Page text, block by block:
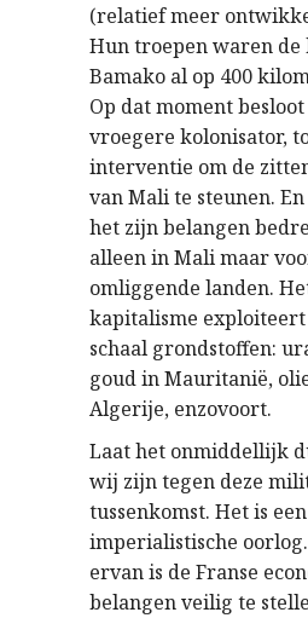
(relatief meer
Hun troepen waren de
Bamako al op 400
Op dat moment
vroegere kolonisator,
interventie om de
van Mali te steunen.
het zijn belangen
alleen in Mali maar
omliggende landen.
kapitalisme
schaal grondstoffen:
goud in Mauritanië,
Algerije, enzovoort.
Laat het onmiddellijk
wij zijn tegen deze
tussenkomst. Het is een
imperialistische
ervan is de Franse
belangen veilig te